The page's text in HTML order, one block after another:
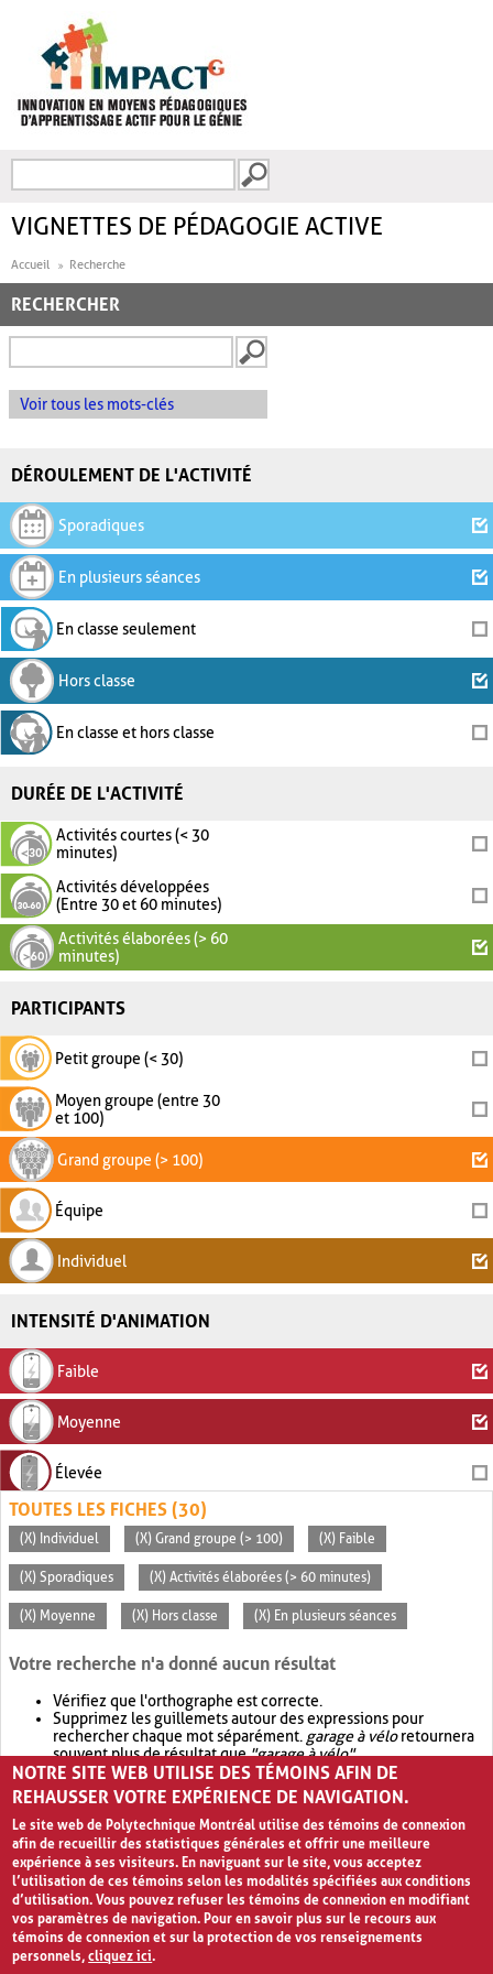
FORMULAIRE DE
VIGNETTES DE PÉDAGOGIE ACTIVE
Accueil Recherche
RECHERCHER
Voir tous les mots-clés
DÉROULEMENT DE L'ACTIVITÉ
Sporadiques
En plusieurs séances
En classe seulement
Hors classe
En classe et hors classe
DURÉE DE L'ACTIVITÉ
Activités courtes (< 30
minutes)
Activités développées
(Entre 30 et 60 minutes)
Activités élaborées (> 60
minutes)
PARTICIPANTS
Petit groupe (< 30)
Moyen groupe (entre 30
et 100)
Grand groupe (> 100)
Équipe
Individuel
INTENSITÉ D'ANIMATION
Faible
Moyenne
Élevée
TOUTES LES FICHES (30)
(X) Individuel (X) Grand groupe (> 100) (X) Faible
(X) Sporadiques (X) Activités élaborées (> 60 minutes)
(X) Moyenne (X) Hors classe (X) En plusieurs séances
Votre recherche n'a donné aucun résultat
Vérifiez que l'orthographe est correcte.
Supprimez les guillemets autour des expressions pour
rechercher chaque mot séparément. garage à véloretournera
souvent plus de résultat que"garage à vélo".
Envisagez d'élargir votre recherche avec OR.garage OR vélo
retournera souvent plus de résultat quegarage à vélo
NOTRE SITE WEB UTILISE DES TÉMOINS AFIN DE
REHAUSSER VOTRE EXPÉRIENCE DE NAVIGATION.
Le site web de Polytechnique Montréal utilise des témoins de connexion
afin de recueillir des statistiques générales et offrir une meilleure
expérience à ses visiteurs. En naviguant sur le site, vous acceptez
l’utilisation de ces témoins selon les modalités spécifiées aux conditions
d’utilisation. Vous pouvez refuser les témoins de connexion en modifiant
vos paramètres de navigation. Pour en savoir plus sur le recours aux
témoins de connexion et sur la protection de vos renseignements
personnels,cliquez ici.